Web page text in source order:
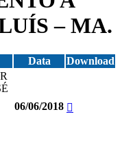
– MA.
Data
Download
06/06/2018